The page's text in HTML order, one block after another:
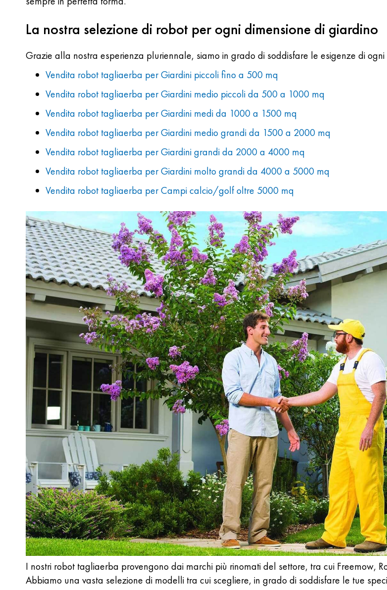
La nostra selezione di robot per ogni dimensione di giardino
Grazie alla nostra esperienza pluriennale, siamo in grado di soddisfare le esigenze di
Vendita robot tagliaerba per Giardini piccoli fino a 500 mq
Vendita robot tagliaerba per Giardini medio piccoli da 500 a 1000 mq
Vendita robot tagliaerba per Giardini medi da 1000 a 1500 mq
Vendita robot tagliaerba per Giardini medio grandi da 1500 a 2000 mq
Vendita robot tagliaerba per Giardini grandi da 2000 a 4000 mq
Vendita robot tagliaerba per Giardini molto grandi da 4000 a 5000 mq
Vendita robot tagliaerba per Campi calcio/golf oltre 5000 mq
I nostri robot tagliaerba provengono dai marchi più rinomati del settore, tra cui Freemow,
Abbiamo una vasta selezione di modelli tra cui scegliere, in grado di soddisfare le tue